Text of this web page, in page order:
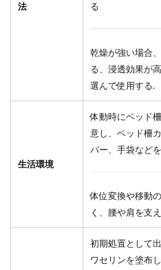
法
る
乾燥が強い場合
る、浸透効果が
選んで使用する.
生活環境
体動時にベッド
意し、ベッド柵
バー、手袋など
体位変換や移動
く、腰や肩を支
初期処置として
ワセリンを塗布